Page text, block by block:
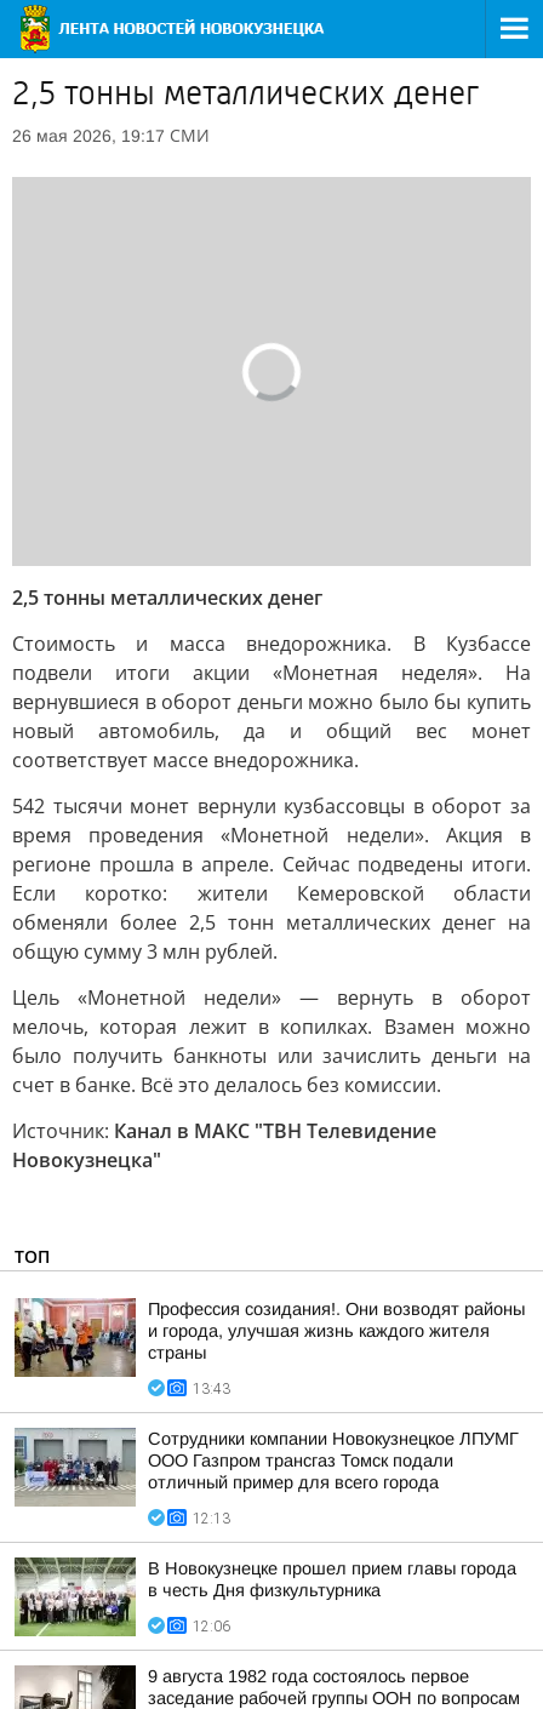
2,5 тонны металлических денег
26 мая 2026, 19:17 СМИ
2,5 тонны металлических денег
Стоимость и масса внедорожника. В Кузбассе
подвели итоги акции «Монетная неделя». На
вернувшиеся в оборот деньги можно было бы купить
новый автомобиль, да и общий вес монет
соответствует массе внедорожника.
542 тысячи монет вернули кузбассовцы в оборот за
время проведения «Монетной недели». Акция в
регионе прошла в апреле. Сейчас подведены итоги.
Если коротко: жители Кемеровской области
обменяли более 2,5 тонн металлических денег на
общую сумму 3 млн рублей.
Цель «Монетной недели» — вернуть в оборот
мелочь, которая лежит в копилках. Взамен можно
было получить банкноты или зачислить деньги на
счет в банке. Всё это делалось без комиссии.
Источник: Канал в МАКС "ТВН Телевидение
Новокузнецка"
ТОП
Профессия созидания!. Они возводят районы
и города, улучшая жизнь каждого жителя
страны
13:43
Сотрудники компании Новокузнецкое ЛПУМГ
ООО Газпром трансгаз Томск подали
отличный пример для всего города
12:13
В Новокузнецке прошел прием главы города
в честь Дня физкультурника
12:06
9 августа 1982 года состоялось первое
заседание рабочей группы ООН по вопросам